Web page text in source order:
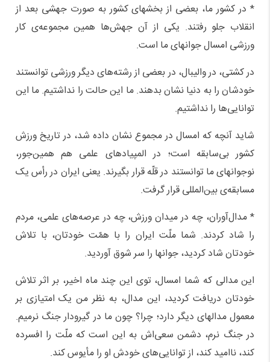
* در کشور ما، بعضی از بخشهای کشور به صورت جهشی بعد از
انقلاب جلو رفتند. یکی از آن جهش‌ها همین مجموعه‌ی کار
ورزشی امسال جوانهای ما است.
در کشتی، در والیبال، در بعضی از رشته‌های دیگر ورزشی توانستند
خودشان را به دنیا نشان بدهند. ما این حالت را نداشتیم. ما این
توانایی‌ها را نداشتیم.
شاید آنچه که امسال در مجموع نشان داده شد، در تاریخ ورزش
کشور بی‌سابقه است؛ در المپیادهای علمی هم همین‌جور،
نوجوانهای ما توانستند در قلّه قرار بگیرند. یعنی ایران در رأس یک
مسابقه‌ی بین‌المللی قرار گرفت.
* مدا‌ل‌آوران، چه در میدان ورزش، چه در عرصه‌های علمی، مردم
را شاد کردند. شما ملّت ایران را با همّت خودتان، با تلاش
خودتان شاد کردید، جوانها را سر شوق آوردید.
این مدالی که شما امسال، توی این چند ماه اخیر، بر اثر تلاش
خودتان دریافت کردید، این مدال، به نظر من یک امتیازی بر
معمول مدالهای دیگر دارد؛ چرا؟ چون ما در گیرودار جنگ نرمیم.
در جنگ نرم، دشمن سعی‌اش به این است که ملّت را افسرده
کند، ناامید کند، از توانایی‌های خودش او را مأیوس کند.